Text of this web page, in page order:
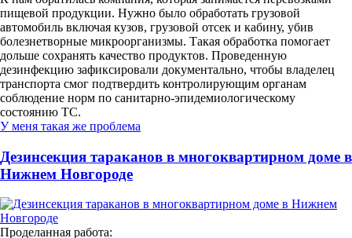
пищевой продукции. Нужно было обработать грузовой
автомобиль включая кузов, грузовой отсек и кабину, убив
болезнетворные микроорганизмы. Такая обработка помогает
дольше сохранять качество продуктов. Проведенную
дезинфекцию зафиксировали документально, чтобы владелец
транспорта смог подтвердить контролирующим органам
соблюдение норм по санитарно-эпидемиологическому
состоянию ТС.
У меня такая же проблема
Дезинсекция тараканов в многоквартирном доме в
Нижнем Новгороде
Проделанная работа: